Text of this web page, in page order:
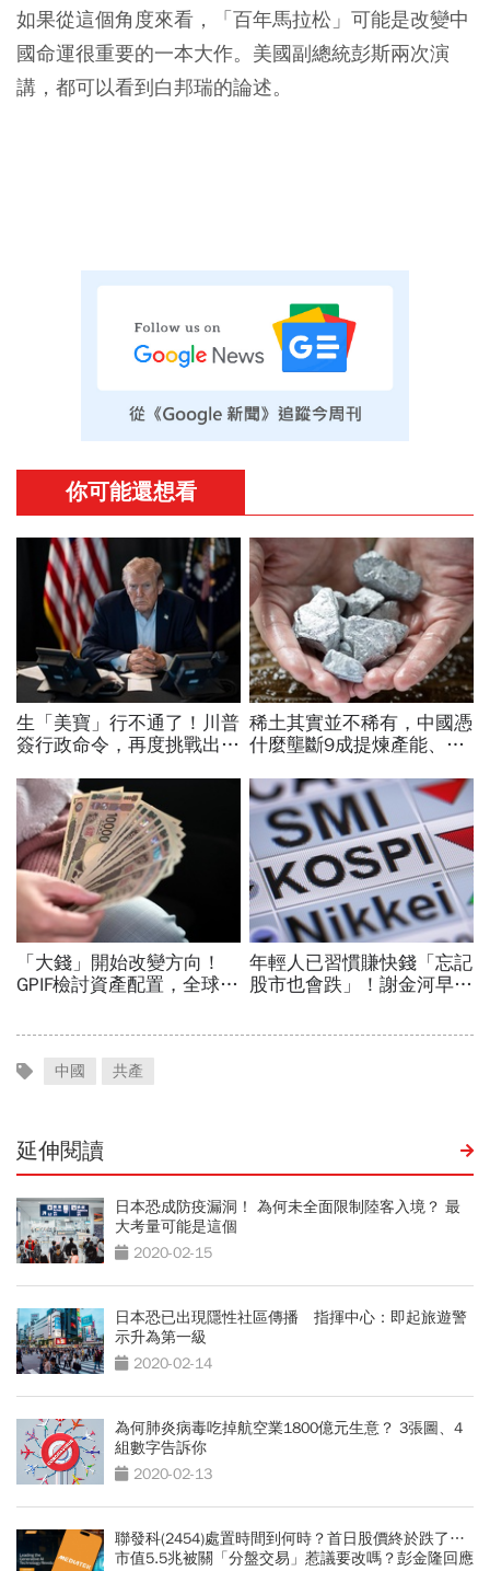
如果從這個角度來看，「百年馬拉松」可能是改變中
國命運很重要的一本大作。美國副總統彭斯兩次演
講，都可以看到白邦瑞的論述。
中國 共產
延伸閱讀
日本恐成防疫漏洞！ 為何未全面限制陸客入境？ 最
大考量可能是這個
2020-02-15
日本恐已出現隱性社區傳播 指揮中心：即起旅遊警
示升為第一級
2020-02-14
為何肺炎病毒吃掉航空業1800億元生意？ 3張圖、4
組數字告訴你
2020-02-13
聯發科(2454)處置時間到何時？首日股價終於跌了…
市值5.5兆被關「分盤交易」惹議要改嗎？彭金隆回應